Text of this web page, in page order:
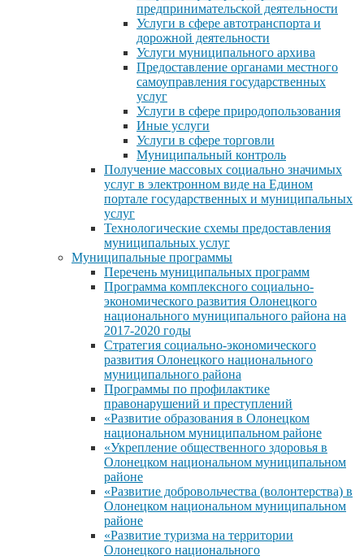
предпринимательской деятельности
Услуги в сфере автотранспорта и
дорожной деятельности
Услуги муниципального архива
Предоставление органами местного
самоуправления государственных
услуг
Услуги в сфере природопользования
Иные услуги
Услуги в сфере торговли
Муниципальный контроль
Получение массовых социально значимых
услуг в электронном виде на Едином
портале государственных и муниципальных
услуг
Технологические схемы предоставления
муниципальных услуг
Муниципальные программы
Перечень муниципальных программ
Программа комплексного социально-
экономического развития Олонецкого
национального муниципального района на
2017-2020 годы
Стратегия социально-экономического
развития Олонецкого национального
муниципального района
Программы по профилактике
правонарушений и преступлений
«Развитие образования в Олонецком
национальном муниципальном районе
«Укрепление общественного здоровья в
Олонецком национальном муниципальном
районе
«Развитие добровольчества (волонтерства) в
Олонецком национальном муниципальном
районе
«Развитие туризма на территории
Олонецкого национального